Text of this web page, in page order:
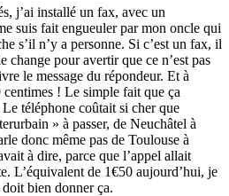
j’ai installé un fax, avec un
suis fait engueuler par mon oncle qui
s’il n’y a personne. Si c’est un fax, il
change pour avertir que ce n’est pas
le message du répondeur. Et à
centimes ! Le simple fait que ça
téléphone coûtait si cher que
» à passer, de Neuchâtel à
donc même pas de Toulouse à
à dire, parce que l’appel allait
L’équivalent de 1€50 aujourd’hui, je
bien donner ça.